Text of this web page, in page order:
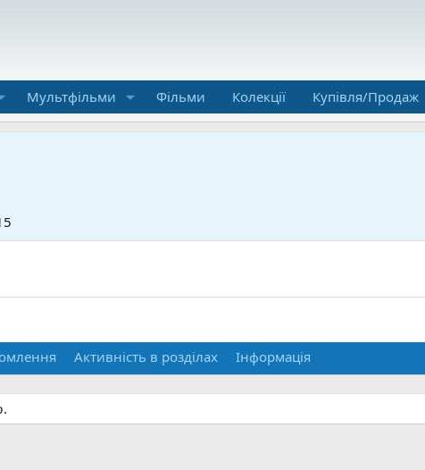
Мультфільми Фільми Колекції Купівля/Продаж
Активність в розділах Інформація